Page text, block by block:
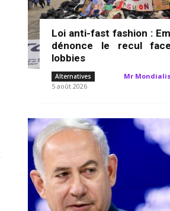
Loi anti-fast fashion :
dénonce le recul
lobbies
Alternatives Mr
5 août 2026